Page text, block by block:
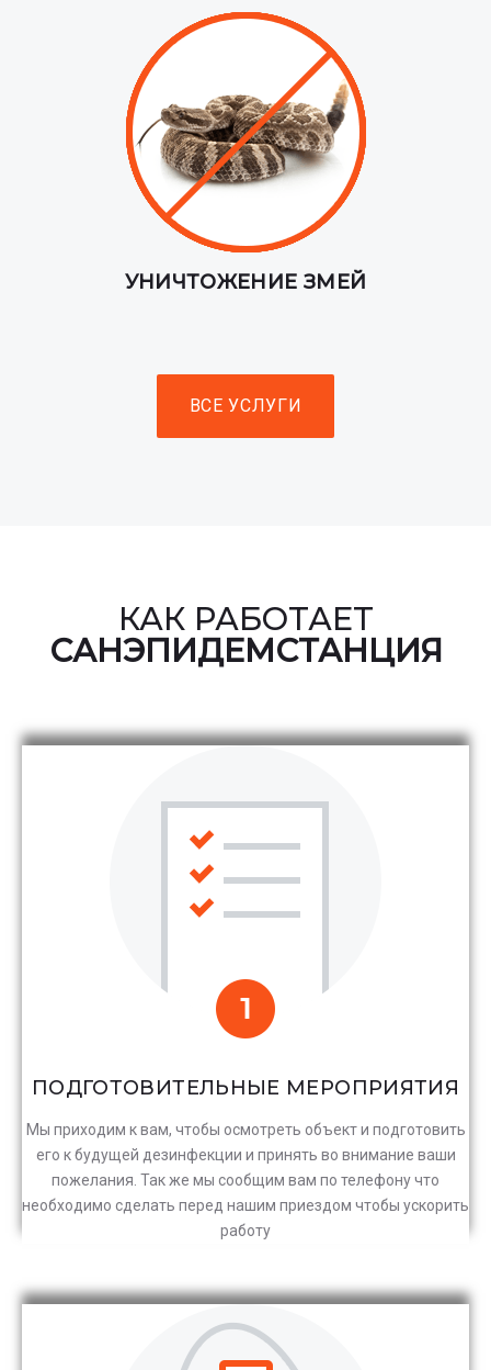
УНИЧТОЖЕНИЕ ЗМЕЙ
ВСЕ УСЛУГИ
КАК РАБОТАЕТ
САНЭПИДЕМСТАНЦИЯ
ПОДГОТОВИТЕЛЬНЫЕ МЕРОПРИЯТИЯ
Мы приходим к вам, чтобы осмотреть объект и подготовить
его к будущей дезинфекции и принять во внимание ваши
пожелания. Так же мы сообщим вам по телефону что
необходимо сделать перед нашим приездом чтобы ускорить
работу